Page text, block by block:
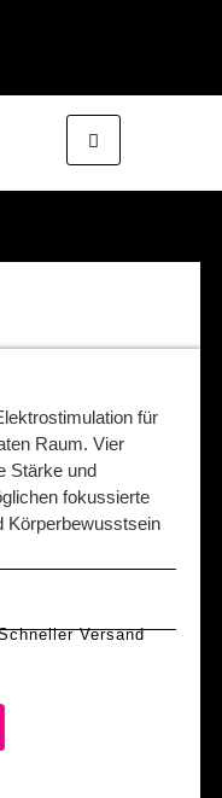
für
Raum. Vier
Stärke und
fokussierte
Körperbewusstsein
Versand